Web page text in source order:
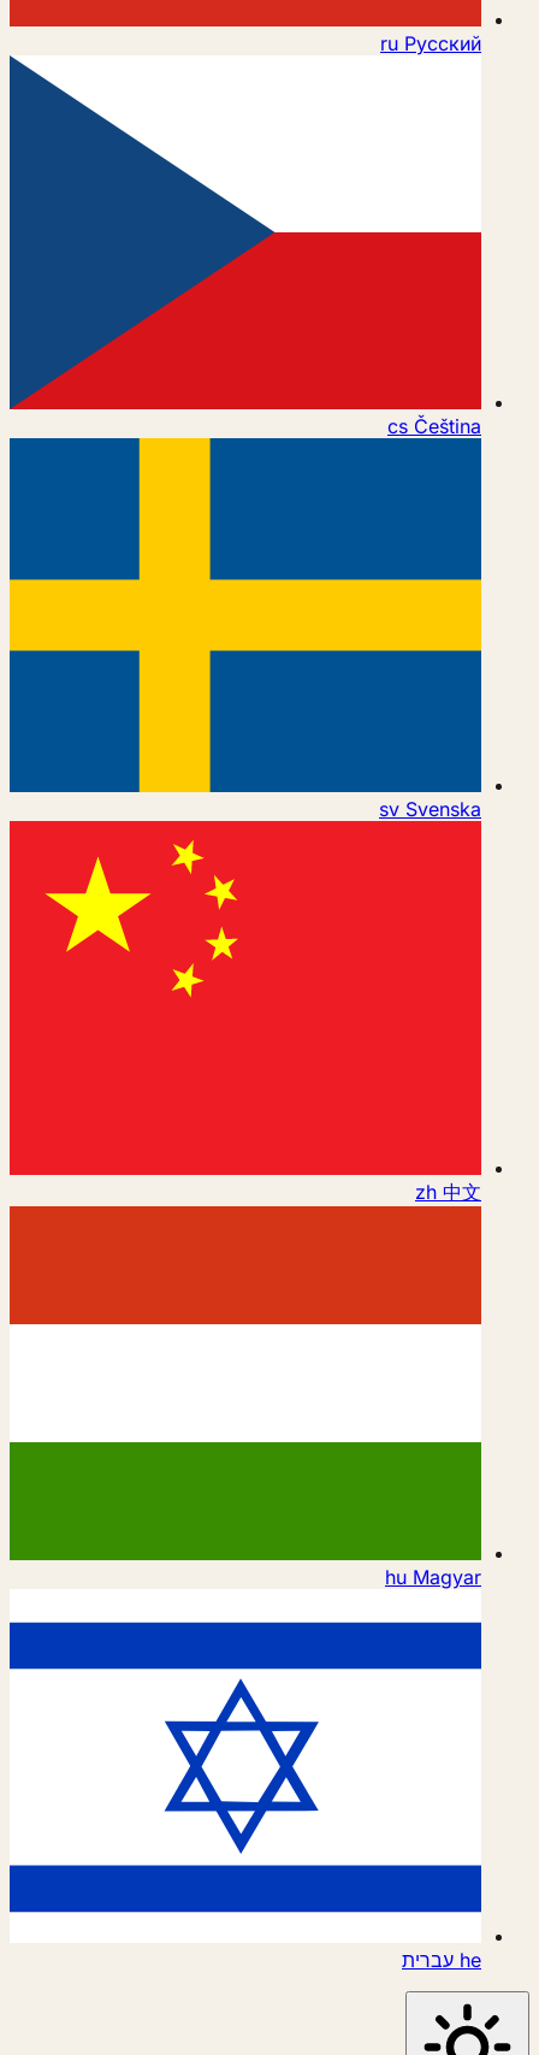
ru Русский
cs Čeština
sv Svenska
zh 中文
hu Magyar
he עברית